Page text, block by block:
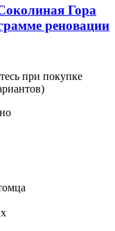
Гора
реновации
при покупке